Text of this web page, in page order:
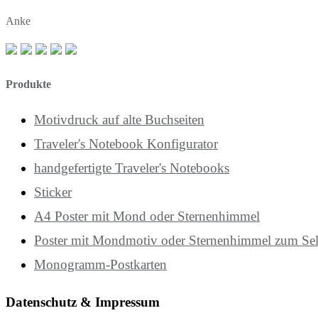
Anke
Produkte
Motivdruck auf alte Buchseiten
Traveler's Notebook Konfigurator
handgefertigte Traveler's Notebooks
Sticker
A4 Poster mit Mond oder Sternenhimmel
Poster mit Mondmotiv oder Sternenhimmel zum
Monogramm-Postkarten
Datenschutz & Impressum